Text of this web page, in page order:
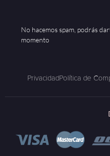
No hacemos spam, podrás
momento
PrivacidadPolítica de